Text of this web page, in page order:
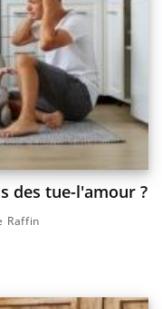
des tue-l'amour ?
Raffin